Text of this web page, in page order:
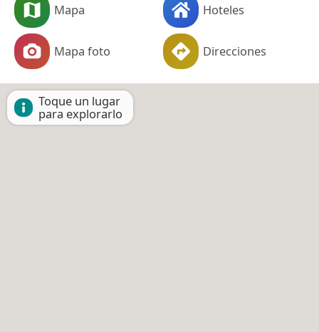
Mapa Hoteles
Mapa foto Direcciones
Toque un lugar
para explorarlo